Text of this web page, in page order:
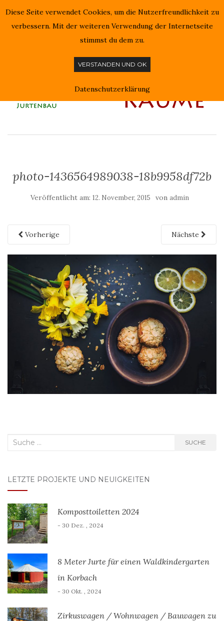
NAVIGATION EIN-/AUSSCHALTEN
photo-1436564989038-18b9958df72b
Veröffentlicht am: 12. November, 2015 von admin
Vorherige Nächste
Suche
SUCHE
LETZTE PROJEKTE UND NEUIGKEITEN
Komposttoiletten 2024
- 30 Dez. , 2024
8 Meter Jurte für einen Waldkindergarten
in Korbach
- 30 Okt. , 2024
Zirkuswagen / Wohnwagen / Bauwagen zu
Diese Seite verwendet Cookies, um die Nutzerfreundlichkeit zu
verbessern. Mit der weiteren Verwendung der Internetseite
stimmst du dem zu.
VERSTANDEN UND OK
Datenschutzerklärung